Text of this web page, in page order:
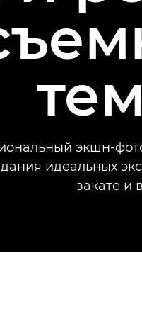
экшн-
идеальных
закате и